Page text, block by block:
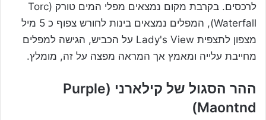
לרכסים. בקרבת מקום נמצאים מפלי המים טורק (Torc
Waterfall), המפלים נמצאים בינות לחורש צפוף כ 5 מיל
מצפון לתצפית Lady's View על הכביש, הגישה למפלים
מחייבת עלייה ומאמץ אך המראה מפצה על זה, מומלץ.
ההר הסגול של קילארני (Purple
Maontnd)